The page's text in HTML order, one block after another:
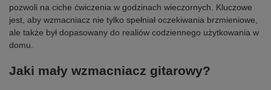
pozwoli na ciche ćwiczenia w godzinach wieczornych. Kluczowe
jest, aby wzmacniacz nie tylko spełniał oczekiwania brzmieniowe,
ale także był dopasowany do realiów codziennego użytkowania w
domu.
Jaki mały wzmacniacz gitarowy?